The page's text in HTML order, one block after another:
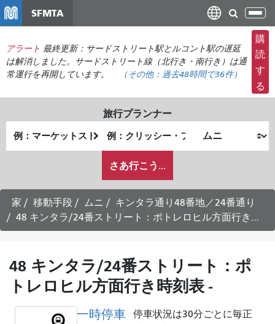
コ
ン
テ
ン
ツ
移
SFMTA
ナ
ビ
ゲ
ー
シ
ョ
の
切
り
え
アラート 最終更新：サードストリート駅とルコント駅の遅延
は解消しました。サードストリート線（北行き・南行き）は通
常運行を再開しています。
（その他： 過去48時間で36件）
購
読
す
る
旅行プランナー
出
発
終
了
が
ど
の
よ
う
旅
し
た
か
さあ行こう...
家 移動手段 ムニ
キンタラ通り48番地／24番通り
48 キンタラ/24番ストリート：ポトレロヒル方面行き時刻表 -
48 キンタラ/24番ストリート：ポ
トレロヒル方面行き時刻表 -
一時停車
停車状況は30分ごとに毎正